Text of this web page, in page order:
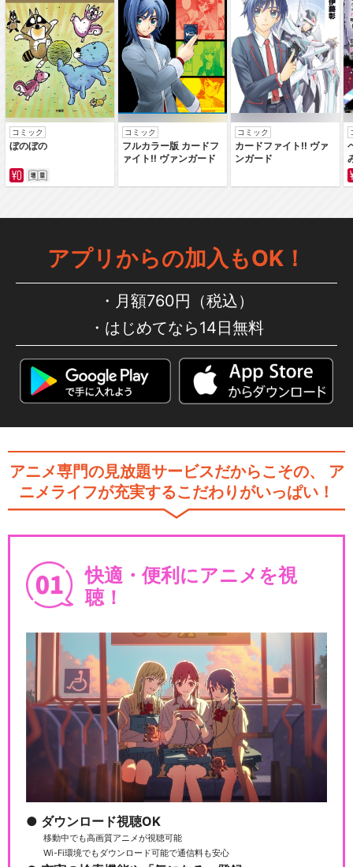
ガンダムビルドファイターズ
トライ アイランド・…
ガンダムビルドファイターズ
GMの逆襲
バトローグ
ガンダムビルドダイバーズ
ガンダムビルドダイバーズRe:
ガンダム Gのレコンギスタ
フェンズ(第26話…
機動戦士ガンダムユニコーン
RE：0096
コミック
ぼのぼの
コミック
フルカラー版 カードフ
ァイト‼ ヴァンガード
コミック
カードファイト‼ ヴァ
ンガード
アプリからの加入もOK！
月額760円（税込）
はじめてなら14日無料
アニメ専門の見放題サービスだからこその、
ア
ニメライフが充実するこだわりがいっぱい！
快適・便利にアニメを視
聴！
ダウンロード視聴OK
移動中でも高画質アニメが視聴可能
Wi-Fi環境でもダウンロード可能で通信料も安心